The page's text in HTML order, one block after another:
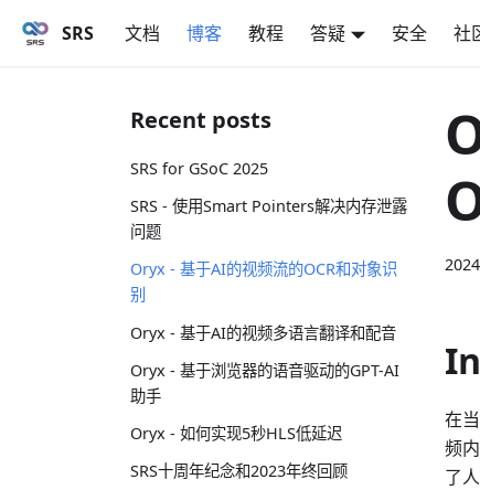
SRS 文档 博客 教程 答疑 安全 社
Recent posts
SRS for GSoC 2025
SRS - 使用Smart Pointers解决内存泄露
问题
Oryx - 基于AI的视频流的OCR和对象识
别
Oryx - 基于AI的视频多语言翻译和配音
Oryx - 基于浏览器的语音驱动的GPT-AI
助手
Oryx - 如何实现5秒HLS低延迟
SRS十周年纪念和2023年终回顾
在
频
了